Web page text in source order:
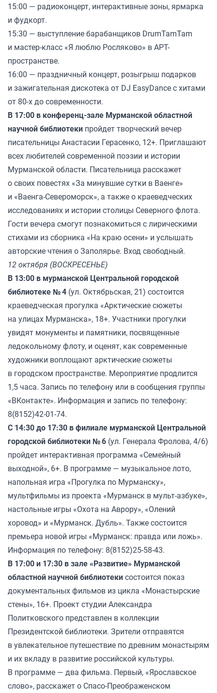
15:00 — радиоконцерт, интерактивные зоны, ярмарка
и фудкорт.
15:30 — выступление барабанщиков DrumTamTam
и мастер-класс «Я люблю Росляково» в АРТ-
пространстве.
16:00 — праздничный концерт, розыгрыш подарков
и зажигательная дискотека от DJ EasyDance с хитами
от 80-х до современности.
В 17:00 в конференц-зале Мурманской областной
научной библиотеки пройдет творческий вечер
писательницы Анастасии Герасенко, 12+. Приглашают
всех любителей современной поэзии и истории
Мурманской области. Писательница расскажет
о своих повестях «За минувшие сутки в Ваенге»
и «Ваенга-Североморск», а также о краеведческих
исследованиях и истории столицы Северного флота.
Гости вечера смогут познакомиться с лирическими
стихами из сборника «На краю осени» и услышать
авторские чтения о Заполярье. Вход свободный.
12 октября (ВОСКРЕСЕНЬЕ)
В 13:00 в мурманской Центральной городской
библиотеке № 4 (ул. Октябрьская, 21) состоится
краеведческая прогулка «Арктические сюжеты
на улицах Мурманска», 18+. Участники прогулки
увидят монументы и памятники, посвященные
ледокольному флоту, и оценят, как современные
художники воплощают арктические сюжеты
в городском пространстве. Мероприятие продлится
1,5 часа. Запись по телефону или в сообщения группы
«ВКонтакте». Информация и запись по телефону:
8(8152)42-01-74.
С 14:30 до 17:30 в филиале мурманской Центральной
городской библиотеки № 6 (ул. Генерала Фролова, 4/6)
пройдет интерактивная программа «Семейный
выходной», 6+. В программе — музыкальное лото,
напольная игра «Прогулка по Мурманску»,
мультфильмы из проекта «Мурманск в мульт-азбуке»,
настольные игры «Охота на Аврору», «Олений
хоровод» и «Мурманск. Дубль». Также состоится
премьера новой игры «Мурманск: правда или ложь».
Информация по телефону: 8(8152)25-58-43.
В 17:00 и 17:30 в зале «Развитие» Мурманской
областной научной библиотекисостоится показ
документальных фильмов из цикла «Монастырские
стены», 16+. Проект студии Александра
Политковского представлен в коллекции
Президентской библиотеки. Зрители отправятся
в увлекательное путешествие по древним монастырям
и их вкладу в развитие российской культуры.
В программе — два фильма. Первый, «Ярославское
слово», расскажет о Спасо-Преображенском